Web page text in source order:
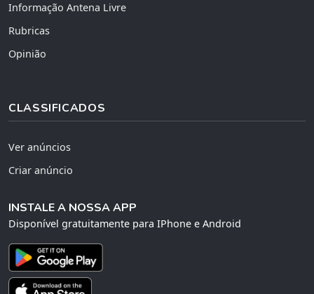
Informação Antena Livre
Rubricas
Opinião
CLASSIFICADOS
Ver anúncios
Criar anúncio
INSTALE A NOSSA APP
Disponível gratuitamente para IPhone e Android